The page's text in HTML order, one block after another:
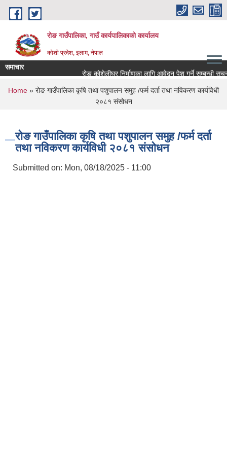
Skip to main content
रोङ गाउँपालिका, गाउँ कार्यपालिकाको कार्यालय
कोशी प्रदेश, इलाम, नेपाल
समाचार
रोङ कोशेलीघर निर्माणका लागि आवेदन पेश गर्ने सम्बन्धी सूचना.
You are here
Home » रोङ गाउँपालिका कृषि तथा पशुपालन समुह /फर्म दर्ता तथा नविकरण कार्यविधी
२०८१ संसोधन
रोङ गाउँपालिका कृषि तथा पशुपालन समुह /फर्म दर्ता
तथा नविकरण कार्यविधी २०८१ संसोधन
Submitted on: Mon, 08/18/2025 - 11:00